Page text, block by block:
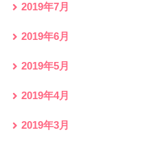
2019年7月
2019年6月
2019年5月
2019年4月
2019年3月